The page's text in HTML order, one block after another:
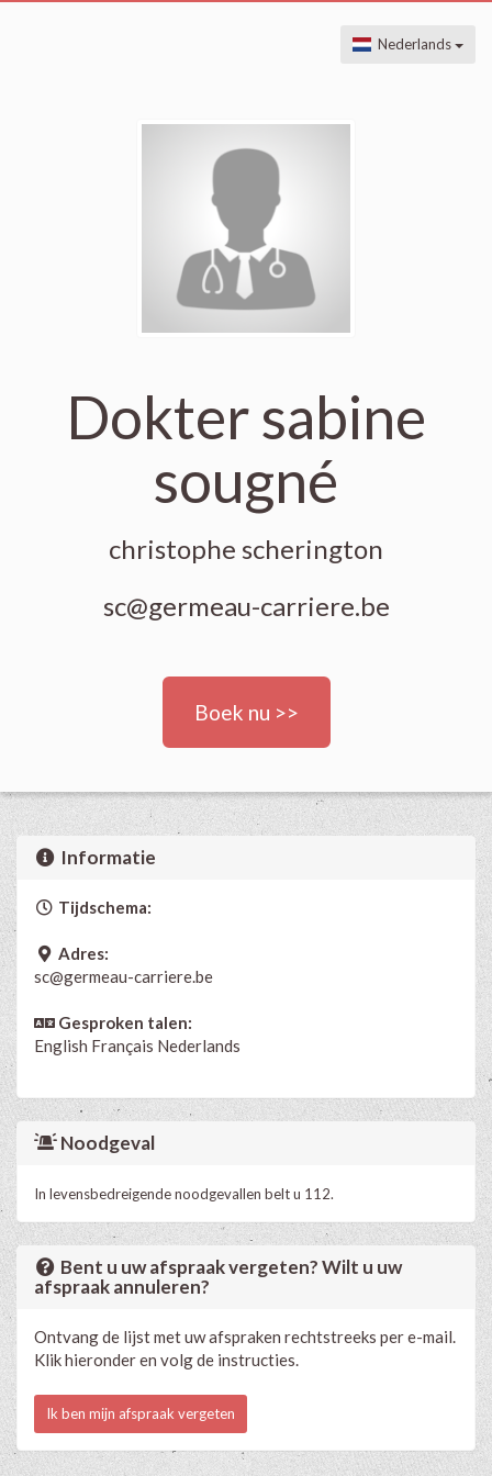
Nederlands
Dokter sabine
sougné
christophe scherington
sc@germeau-carriere.be
Boek nu >>
Informatie
Tijdschema:
Adres:
sc@germeau-carriere.be
Gesproken talen:
English Français Nederlands
Noodgeval
In levensbedreigende noodgevallen belt u 112.
Bent u uw afspraak vergeten? Wilt u uw
afspraak annuleren?
Ontvang de lijst met uw afspraken rechtstreeks per e-mail.
Klik hieronder en volg de instructies.
Ik ben mijn afspraak vergeten